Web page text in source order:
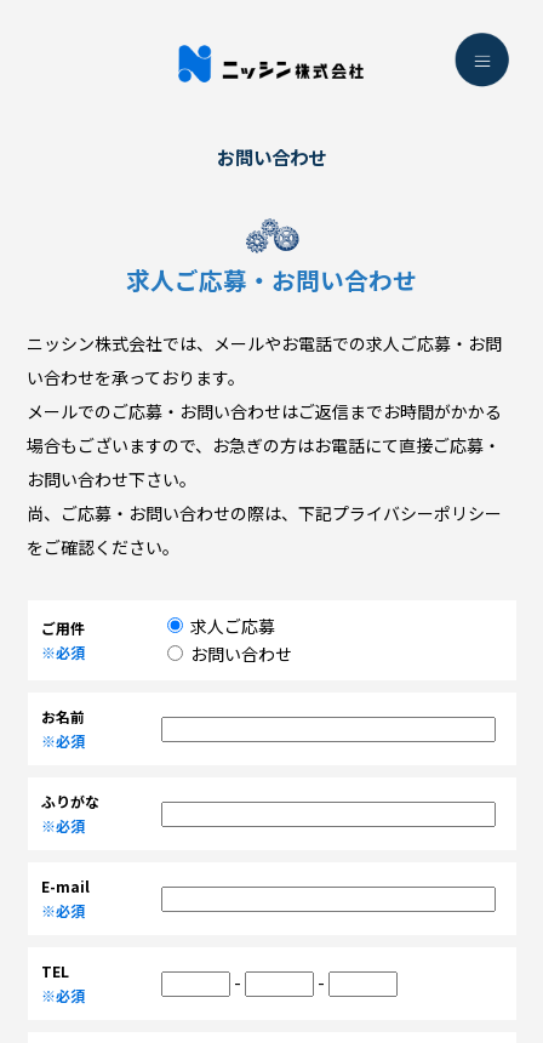
お問い合わせ
求人ご応募・お問い合わせ
ニッシン株式会社では、メールやお電話での求人ご応募・お問
い合わせを承っております。
メールでのご応募・お問い合わせはご返信までお時間がかかる
場合もございますので、お急ぎの方はお電話にて直接ご応募・
お問い合わせ下さい。
尚、ご応募・お問い合わせの際は、下記プライバシーポリシー
をご確認ください。
ご用件
※必須
求人ご応募
お問い合わせ
お名前
※必須
ふりがな
※必須
E-mail
※必須
TEL
※必須
- -